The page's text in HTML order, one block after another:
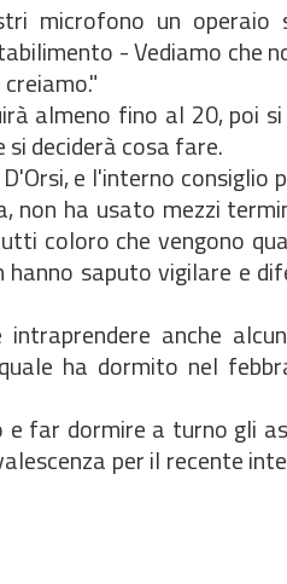
microfono un
- Vediamo che
almeno fino al 20, poi
deciderà cosa fare.
e l'interno consiglio
ha usato mezzi
coloro che vengono
saputo vigilare e
anche
ha dormito nel
far dormire a turno gli
per il recente